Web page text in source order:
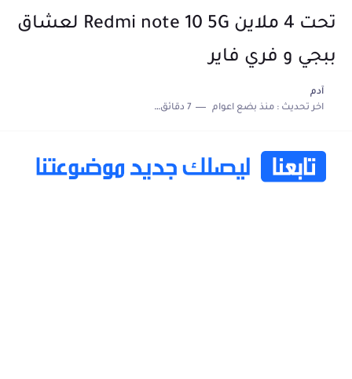
منحة البطالة الجزائرية 2025 دليل تجديد المنحة بسرعة وسهولة
تحت 4 ملاين Redmi note 10 5G لعشاق
ببجي و فري فاير
آدم
اخر تحديث :منذ بضع اعوام 7 دقائق للقراءة